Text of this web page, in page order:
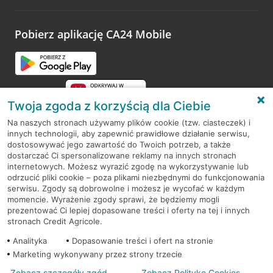
opinie.
Pobierz aplikację CA24 Mobile
RODO
Regulamin serwisu
Mapa serwisu
PolitykaCookies
Twoja zgoda z korzyścią dla Ciebie
Na naszych stronach używamy plików cookie (tzw. ciasteczek) i
innych technologii, aby zapewnić prawidłowe działanie serwisu,
dostosowywać jego zawartość do Twoich potrzeb, a także
dostarczać Ci spersonalizowane reklamy na innych stronach
internetowych. Możesz wyrazić zgodę na wykorzystywanie lub
odrzucić pliki cookie – poza plikami niezbędnymi do funkcjonowania
serwisu. Zgody są dobrowolne i możesz je wycofać w każdym
momencie. Wyrażenie zgody sprawi, że będziemy mogli
prezentować Ci lepiej dopasowane treści i oferty na tej i innych
stronach Credit Agricole.
Analityka
Dopasowanie treści i ofert na stronie
Marketing wykonywany przez strony trzecie